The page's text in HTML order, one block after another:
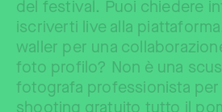
del festival. Puoi chiedere
iscriverti live alla
waller per una
foto profilo? Non è una
fotografa professionista
shooting gratuito tutto il